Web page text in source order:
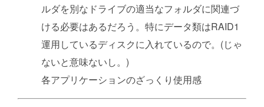
ルダを別なドライブの適当なフォルダに関連づ
ける必要はあるだろう。特にデータ類はRAID1
運用しているディスクに入れているので。(じゃ
ないと意味ないし。)
各アプリケーションのざっくり使用感